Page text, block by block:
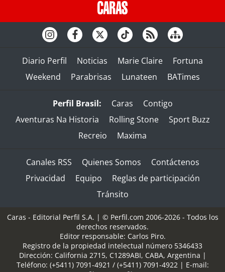
Diario Perfil Noticias Marie Claire
Fortuna
Weekend
Parabrisas Lunateen BATimes
Perfil Brasil: Caras
Contigo
Aventuras Na Historia
Rolling Stone
Sport Buzz
Recreio
Maxima
Canales RSS Quienes Somos
Contáctenos
Privacidad
Equipo
Reglas de participación
Tránsito
Caras - Editorial Perfil S.A. | © Perfil.com 2006-2026 - Todos los
derechos reservados.
Editor responsable: Carlos Piro.
Registro de la propiedad intelectual número 5346433
Dirección: California 2715, C1289ABI, CABA, Argentina |
Teléfono: (+5411) 7091-4921 / (+5411) 7091-4922| E-mail: